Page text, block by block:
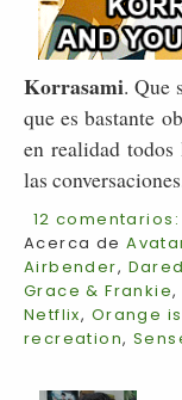
Korrasami. Que
que es bastante
en realidad
las
12 comentarios:
Acerca de
Airbender,
Grace & Frankie,
Netflix, Orange
recreation,